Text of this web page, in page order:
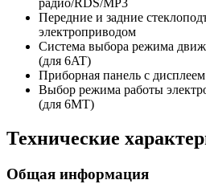
радио/RDS/MP3
Передние и задние
электроприводом
Система выбора режима
(для 6AT)
Приборная панель с
Выбор режима работы
(для 6MT)
Технические
Общая информация